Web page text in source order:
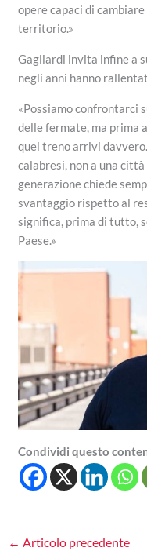
opere capaci di
territorio.»
Gagliardi invita infine a
negli anni hanno
«Possiamo confrontarci
delle fermate, ma prima
quel treno arrivi
calabresi, non a una
generazione chiede
svantaggio rispetto al
significa, prima di tutto,
Paese.»
Condividi questo
← Articolo precedente